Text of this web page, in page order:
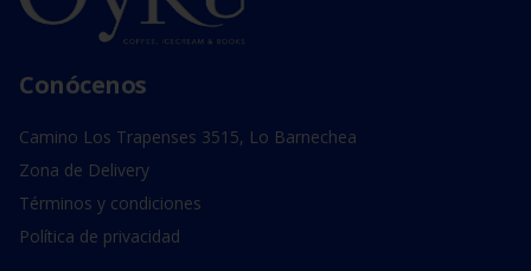
Conócenos
Camino Los Trapenses 3515, Lo Barnechea
Zona de Delivery
Términos y condiciones
Política de privacidad